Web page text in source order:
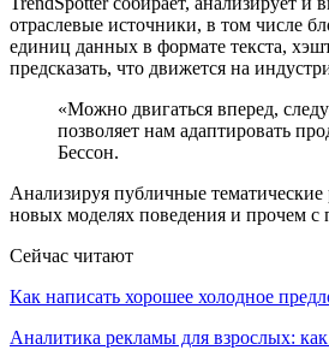
отраслевые источники, в том числе
единиц данных в формате текста,
предсказать, что движется на
«Можно двигаться вперед,
позволяет нам адаптировать
Бессон.
Анализируя публичные тематические
новых моделях поведения и прочем с
Сейчас читают
Как написать хорошее холодное
Аналитика рекламы для взрослых: